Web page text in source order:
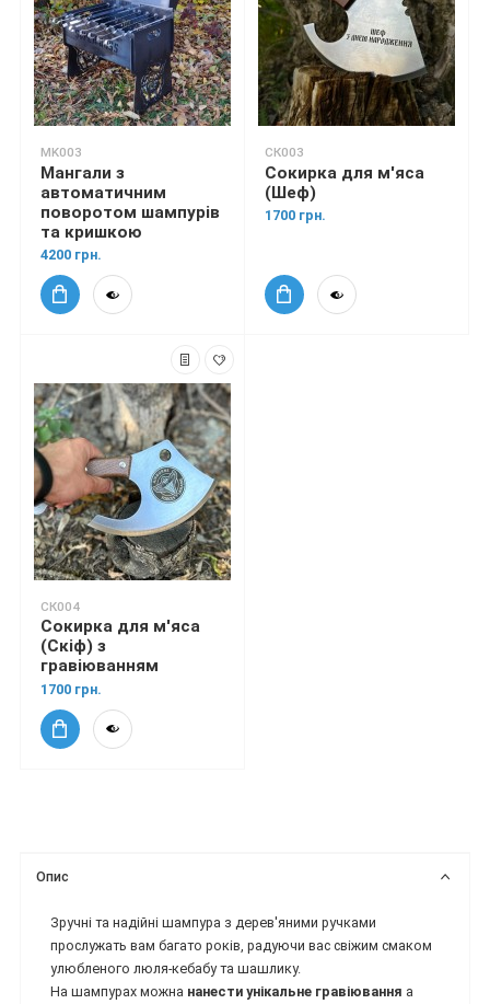
MK003
Мангали з
автоматичним
поворотом шампурів
та кришкою
4200 грн.
СК003
Сокирка для м'яса
(Шеф)
1700 грн.
СК004
Сокирка для м'яса
(Скіф) з
гравіюванням
1700 грн.
Опис
Зручні та надійні шампура з дерев'яними ручками
прослужать вам багато років, радуючи вас свіжим смаком
улюбленого люля-кебабу та шашлику.
На шампурах можна нанести унікальне гравіювання а